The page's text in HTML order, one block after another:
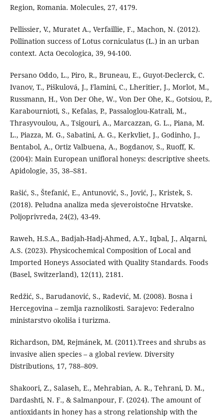
Region, Romania. Molecules, 27, 4179.
Pellissier, V., Muratet A., Verfaillie, F., Machon, N. (2012).
Pollination success of Lotus corniculatus (L.) in an urban
context. Acta Oecologica, 39, 94-100.
Persano Oddo, L., Piro, R., Bruneau, E., Guyot-Declerck, C.
Ivanov, T., Piškulová, J., Flamini, C., Lheritier, J., Morlot, M.,
Russmann, H., Von Der Ohe, W., Von Der Ohe, K., Gotsiou, P.,
Karabournioti, S., Kefalas, P., Passaloglou-Katrali, M.,
Thrasyvoulou, A., Tsigouri, A., Marcazzan, G. L., Piana, M.
L., Piazza, M. G., Sabatini, A. G., Kerkvliet, J., Godinho, J.,
Bentabol, A., Ortiz Valbuena, A., Bogdanov, S., Ruoff, K.
(2004): Main European unifloral honeys: descriptive sheets.
Apidologie, 35, 38–S81.
Rašić, S., Štefanić, E., Antunović, S., Jović, J., Kristek, S.
(2018). Peludna analiza meda sjeveroistočne Hrvatske.
Poljoprivreda, 24(2), 43-49.
Raweh, H.S.A., Badjah-Hadj-Ahmed, A.Y., Iqbal, J., Alqarni,
A.S. (2023). Physicochemical Composition of Local and
Imported Honeys Associated with Quality Standards. Foods
(Basel, Switzerland), 12(11), 2181.
Redžić, S., Barudanović, S., Radević, M. (2008). Bosna i
Hercegovina – zemlja raznolikosti. Sarajevo: Federalno
ministarstvo okoliša i turizma.
Richardson, DM, Rejmánek, M. (2011).Trees and shrubs as
invasive alien species – a global review. Diversity
Distributions, 17, 788–809.
Shakoori, Z., Salaseh, E., Mehrabian, A. R., Tehrani, D. M.,
Dardashti, N. F., & Salmanpour, F. (2024). The amount of
antioxidants in honey has a strong relationship with the